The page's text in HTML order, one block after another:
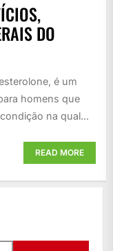
DO
é um
homens que
na qual...
READ MORE